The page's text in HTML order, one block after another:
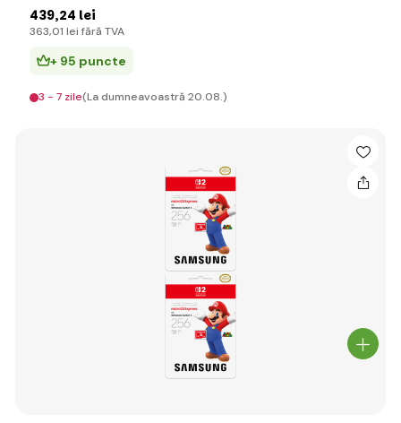
439,24 lei
363,01 lei fără TVA
+ 95 puncte
3 - 7 zile(La dumneavoastră 20.08.)